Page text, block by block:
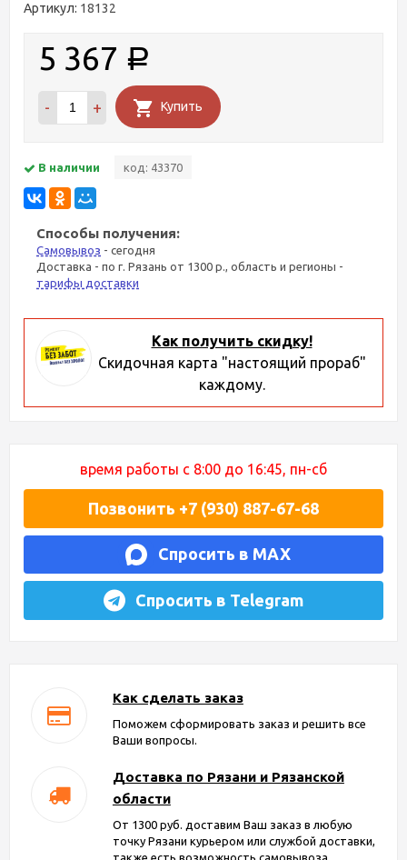
Артикул: 18132
5 367 Р
- + Купить
В наличии код: 43370
Способы получения:
Самовывоз - сегодня
Доставка - по г. Рязань от 1300 р., область и регионы -
тарифы доставки
Как получить скидку!
Скидочная карта "настоящий прораб"
каждому.
время работы с 8:00 до 16:45, пн-сб
Позвонить +7 (930) 887-67-68
Спросить в MAX
Спросить в Telegram
Как сделать заказ
Поможем сформировать заказ и решить все
Ваши вопросы.
Доставка по Рязани и Рязанской
области
От 1300 руб. доставим Ваш заказ в любую
точку Рязани курьером или службой доставки,
также есть возможность самовывоза